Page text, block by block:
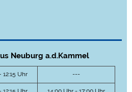
Neuburg a.d.Kammel
12:15 Uhr ---